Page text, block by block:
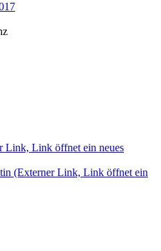
Link, Link öffnet ein neues
(Externer Link, Link öffnet ein